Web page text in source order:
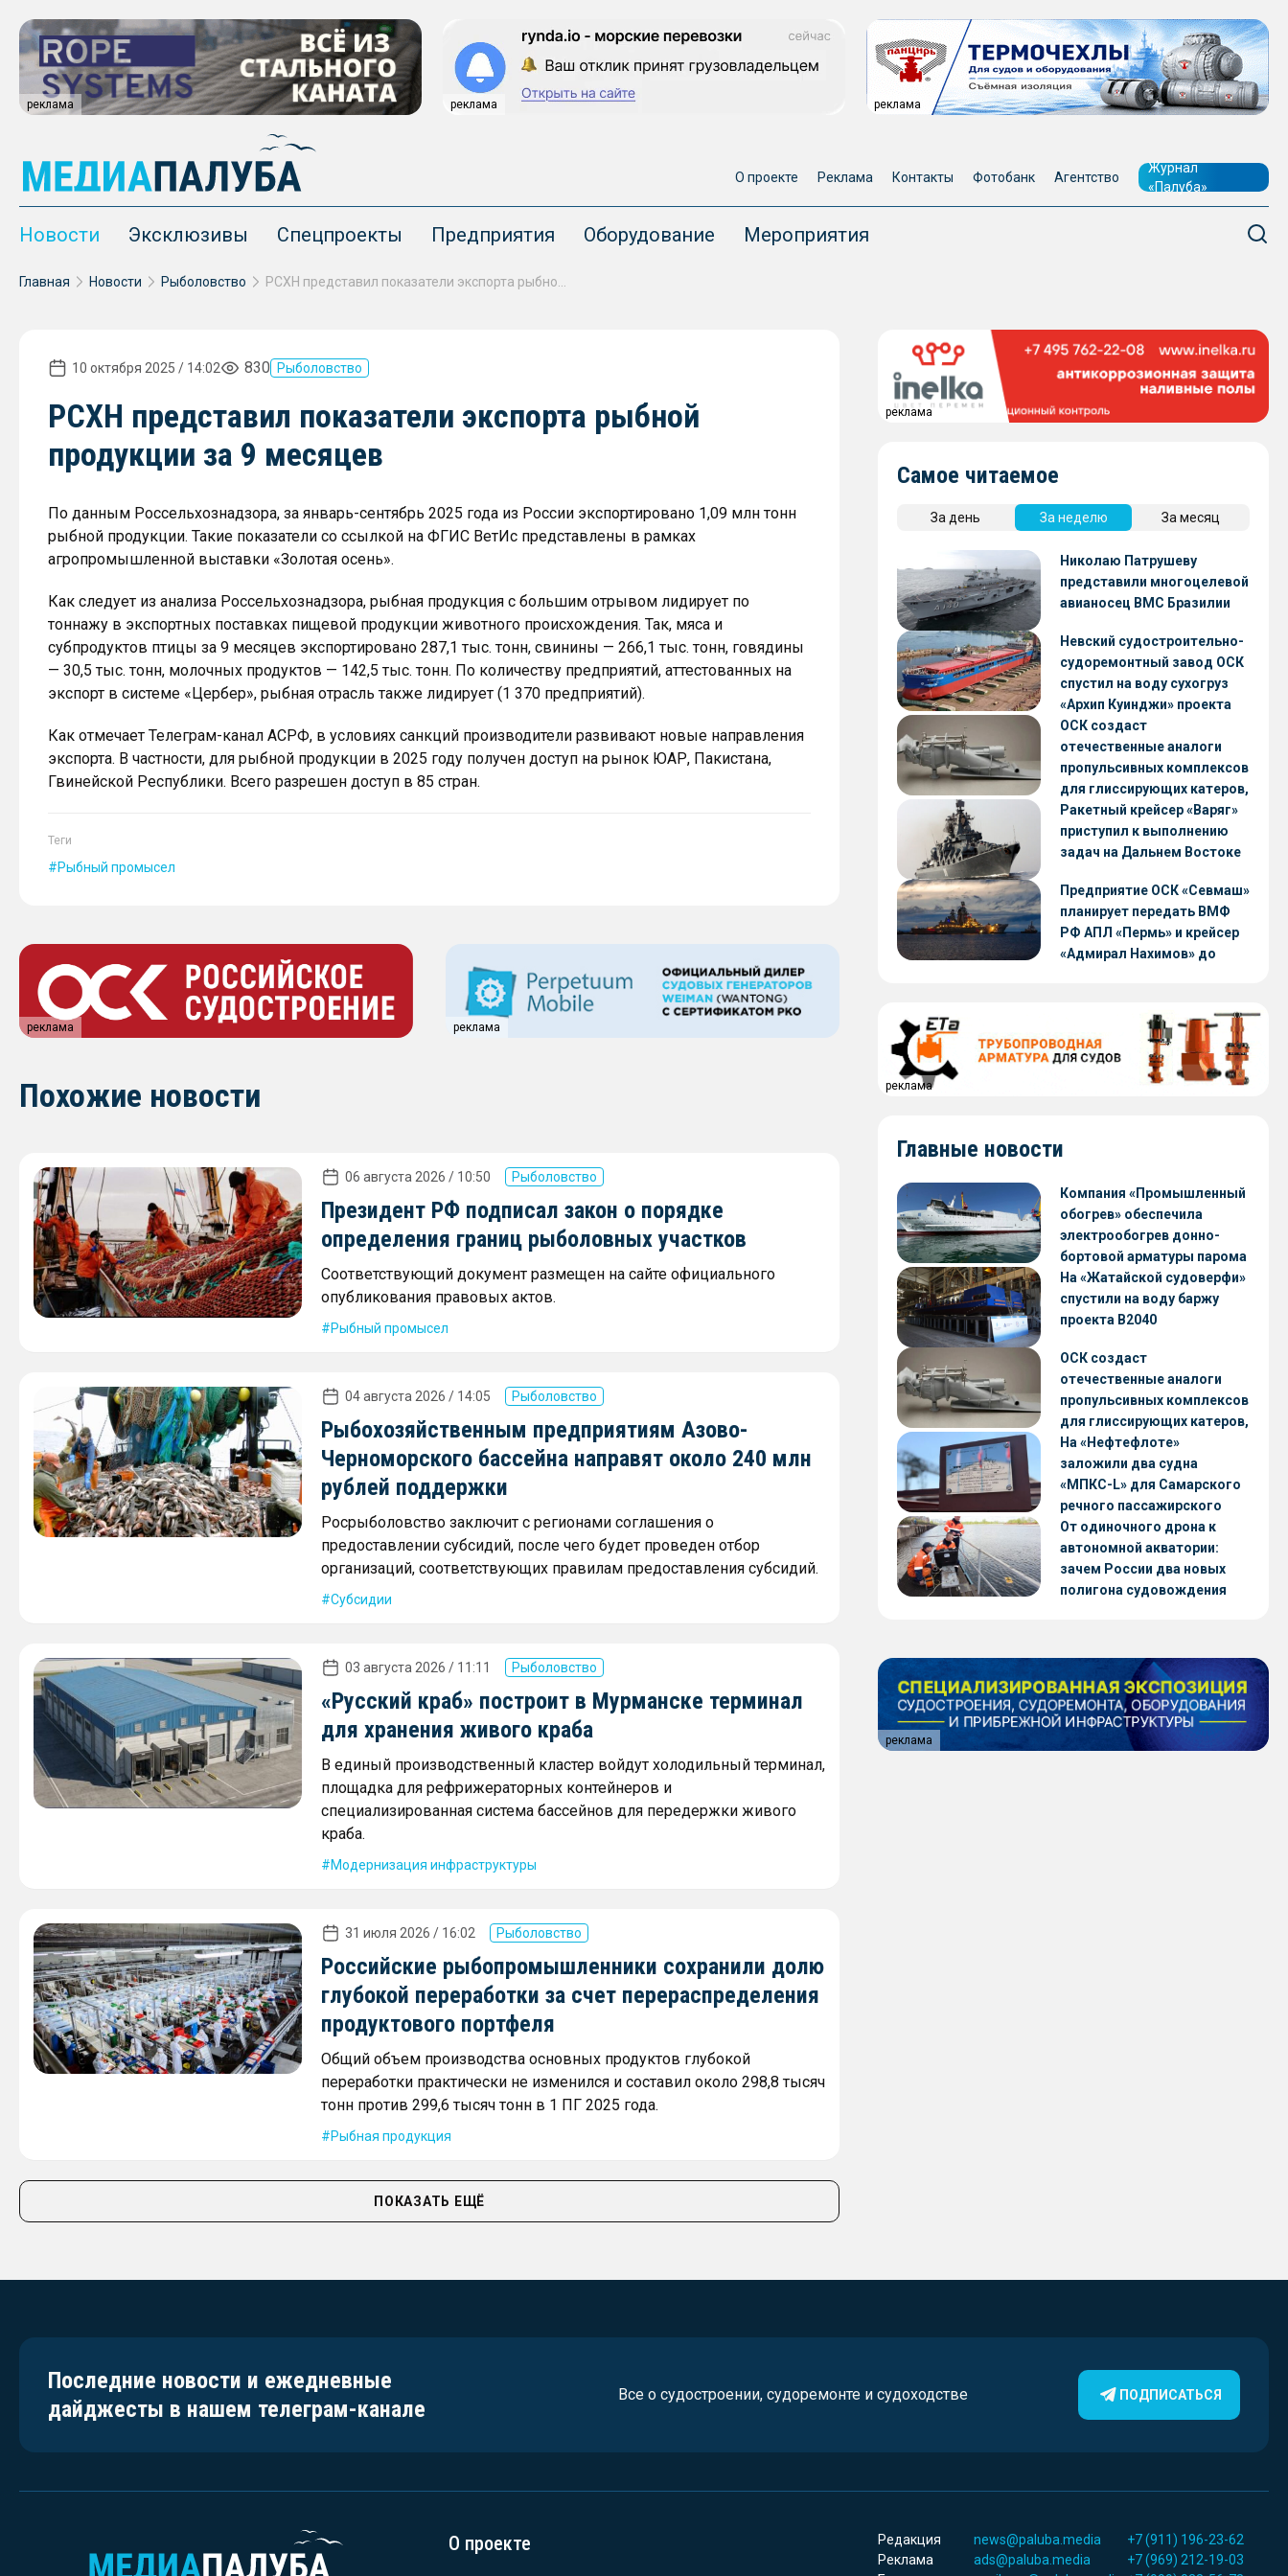
реклама реклама реклама
О проекте Реклама Контакты Фотобанк Агентство
Журнал
«Палуба»
Новости Эксклюзивы Спецпроекты Предприятия Оборудование Мероприятия
Главная Новости Рыболовство
10 октября 2025 / 14:02 830 Рыболовство
РСХН представил показатели экспорта рыбной
продукции за 9 месяцев
По данным Россельхознадзора, за январь-сентябрь 2025 года из России экспортировано 1,09 млн тонн
рыбной продукции. Такие показатели со ссылкой на ФГИС ВетИс представлены в рамках
агропромышленной выставки «Золотая осень».
Как следует из анализа Россельхознадзора, рыбная продукция с большим отрывом лидирует по
тоннажу в экспортных поставках пищевой продукции животного происхождения. Так, мяса и
субпродуктов птицы за 9 месяцев экспортировано 287,1 тыс. тонн, свинины — 266,1 тыс. тонн, говядины
— 30,5 тыс. тонн, молочных продуктов — 142,5 тыс. тонн. По количеству предприятий, аттестованных на
экспорт в системе «Цербер», рыбная отрасль также лидирует (1 370 предприятий).
Как отмечает Телеграм-канал АСРФ, в условиях санкций производители развивают новые направления
экспорта. В частности, для рыбной продукции в 2025 году получен доступ на рынок ЮАР, Пакистана,
Гвинейской Республики. Всего разрешен доступ в 85 стран.
Теги
Рыбный промысел
реклама реклама
Похожие новости
06 августа 2026 / 10:50 Рыболовство
Президент РФ подписал закон о порядке
определения границ рыболовных участков
Соответствующий документ размещен на сайте официального
опубликования правовых актов.
Рыбный промысел
04 августа 2026 / 14:05 Рыболовство
Рыбохозяйственным предприятиям Азово-
Черноморского бассейна направят около 240 млн
рублей поддержки
Росрыболовство заключит с регионами соглашения о
предоставлении субсидий, после чего будет проведен отбор
организаций, соответствующих правилам предоставления субсидий.
Субсидии
03 августа 2026 / 11:11 Рыболовство
«Русский краб» построит в Мурманске терминал
для хранения живого краба
В единый производственный кластер войдут холодильный терминал,
площадка для рефрижераторных контейнеров и
специализированная система бассейнов для передержки живого
краба.
Модернизация инфраструктуры
31 июля 2026 / 16:02 Рыболовство
Российские рыбопромышленники сохранили долю
глубокой переработки за счет перераспределения
продуктового портфеля
Общий объем производства основных продуктов глубокой
переработки практически не изменился и составил около 298,8 тысяч
тонн против 299,6 тысяч тонн в 1 ПГ 2025 года.
Рыбная продукция
ПОКАЗАТЬ ЕЩЁ
реклама
Самое читаемое
За день За неделю За месяц
Николаю Патрушеву
представили многоцелевой
авианосец ВМС Бразилии
Невский судостроительно-
судоремонтный завод ОСК
спустил на воду сухогруз
«Архип Куинджи» проекта
RSD59
ОСК создаст
отечественные аналоги
пропульсивных комплексов
для глиссирующих катеров,
скоростных судов и судов с
малой осадкой
Ракетный крейсер «Варяг»
приступил к выполнению
задач на Дальнем Востоке
Предприятие ОСК «Севмаш»
планирует передать ВМФ
РФ АПЛ «Пермь» и крейсер
«Адмирал Нахимов» до
реклама
Главные новости
Компания «Промышленный
обогрев» обеспечила
электрообогрев донно-
бортовой арматуры парома
«Петропавловск» проекта
CNF22
На «Жатайской судоверфи»
спустили на воду баржу
проекта В2040
ОСК создаст
отечественные аналоги
пропульсивных комплексов
для глиссирующих катеров,
скоростных судов и судов с
малой осадкой
На «Нефтефлоте»
заложили два судна
«МПКС-L» для Самарского
речного пассажирского
предприятия
От одиночного дрона к
автономной акватории:
зачем России два новых
полигона судовождения
реклама
Последние новости и ежедневные
дайджесты в нашем телеграм-канале
Все о судостроении, судоремонте и судоходстве ПОДПИСАТЬСЯ
О проекте
Редакция news@paluba.media
+7 (911) 196-23-62
Реклама
ads@paluba.media
+7 (969) 212-19-03